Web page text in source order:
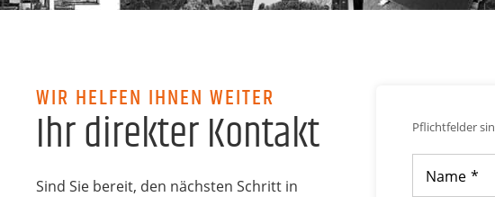
WIR HELFEN IHNEN WEITER
Ihr direkter Kontakt
Sind Sie bereit, den nächsten Schritt in
Pflichtfelder
Name *